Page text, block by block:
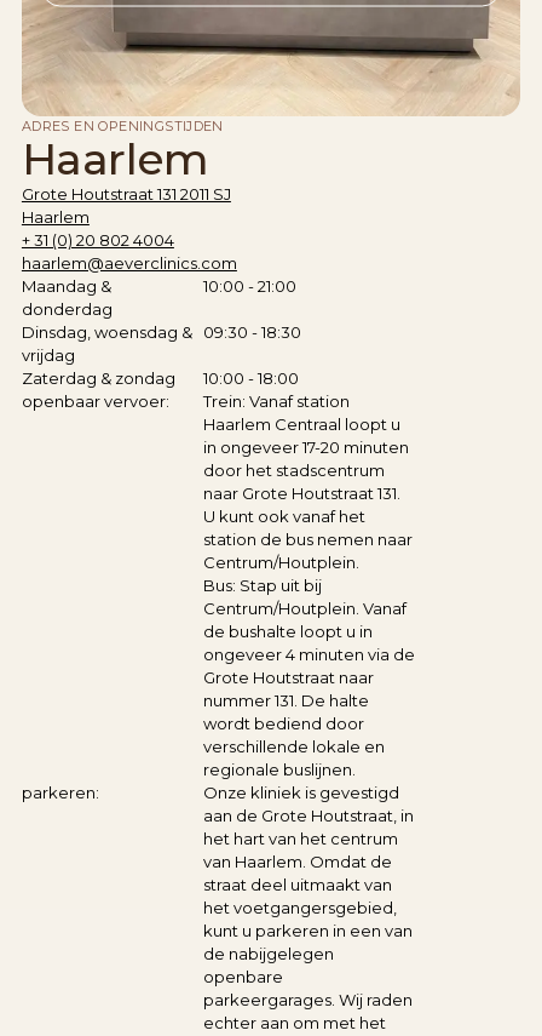
ADRES EN OPENINGSTIJDEN
Haarlem
Grote Houtstraat 131 2011 SJ
Haarlem
+ 31 (0) 20 802 4004
haarlem@aeverclinics.com
Maandag &
donderdag
10:00 - 21:00
Dinsdag, woensdag &
vrijdag
09:30 - 18:30
Zaterdag & zondag
10:00 - 18:00
openbaar vervoer:
Trein: Vanaf station
Haarlem Centraal loopt u
in ongeveer 17-20 minuten
door het stadscentrum
naar Grote Houtstraat 131.
U kunt ook vanaf het
station de bus nemen naar
Centrum/Houtplein.
Bus: Stap uit bij
Centrum/Houtplein. Vanaf
de bushalte loopt u in
ongeveer 4 minuten via de
Grote Houtstraat naar
nummer 131. De halte
wordt bediend door
verschillende lokale en
regionale buslijnen.
parkeren:
Onze kliniek is gevestigd
aan de Grote Houtstraat, in
het hart van het centrum
van Haarlem. Omdat de
straat deel uitmaakt van
het voetgangersgebied,
kunt u parkeren in een van
de nabijgelegen
openbare
parkeergarages. Wij raden
echter aan om met het